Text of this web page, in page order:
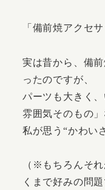
「備前焼アクセ
実は昔から、備
ったのですが、
パーツも大きく
雰囲気そのもの
私が思う“かわい
（※もちろんそ
くまで好みの問